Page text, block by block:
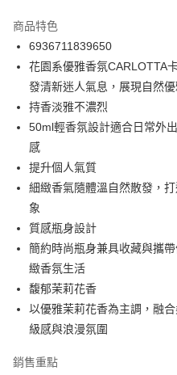
合作金庫商業銀行
華南商業銀行
上海商業儲蓄銀行
國泰世華商業銀行
臺灣中小企業銀行
匯豐（台灣）商業銀行
聯邦商業銀行
元大商業銀行
玉山商業銀行
台新國際商業銀行
台灣樂天信用卡公司
LINE Pay
Apple Pay
街口支付
Google Pay
大哥付你分期
相關說明
【大哥付你分期使用說明】
1.本服務由台灣大哥大提供，台灣
2.付款方式選擇「大哥付你分期」
流程，驗證手機門號後，選擇欲分
3.實際核准額度、可分期數及費用金
ATM付款
運送方式
全家取貨付款
商品特色
6936711839650
花園系優雅香氛CARLOTTA
發清新迷人氣息，展現自然
持香淡雅不濃烈
50ml輕香氛設計適合日常外
感
提升個人氣質
細緻香氣隨體溫自然散發，
象
質感瓶身設計
簡約時尚瓶身兼具收藏與攜
緻香氛生活
馥郁茉莉花香
以優雅茉莉花香為主調，融
級感與浪漫氛圍
銷售重點